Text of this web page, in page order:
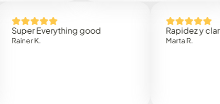
Everything good Rapidez y claridad